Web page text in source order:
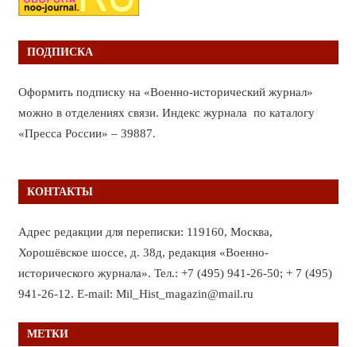
ПОДПИСКА
Оформить подписку на «Военно-исторический журнал»
можно в отделениях связи. Индекс журнала по каталогу
«Пресса России» – 39887.
КОНТАКТЫ
Адрес редакции для переписки: 119160, Москва,
Хорошёвское шоссе, д. 38д, редакция «Военно-
исторического журнала». Тел.: +7 (495) 941-26-50; + 7 (495)
941-26-12. E-mail: Mil_Hist_magazin@mail.ru
МЕТКИ